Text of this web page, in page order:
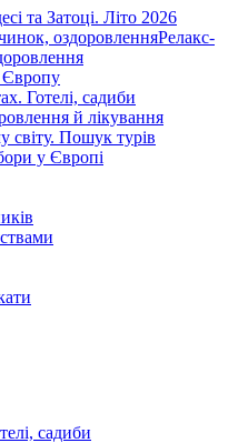
та Затоці. Літо 2026
Релакс-
Європу
Готелі, садиби
й лікування
світу. Пошук турів
у Європі
садиби